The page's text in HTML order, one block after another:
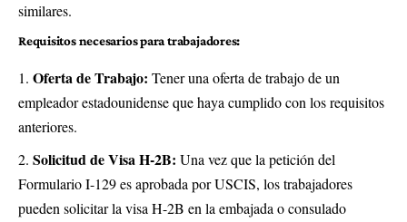
similares.
Requisitos necesarios paratrabajadores:
Oferta de Trabajo: Tener una oferta de trabajo de un
empleador estadounidense que haya cumplido con los requisitos
anteriores.
Solicitud de Visa H-2B: Una vez que la petición del
Formulario I-129 es aprobada por USCIS, los trabajadores
pueden solicitar la visa H-2B en la embajada o consulado